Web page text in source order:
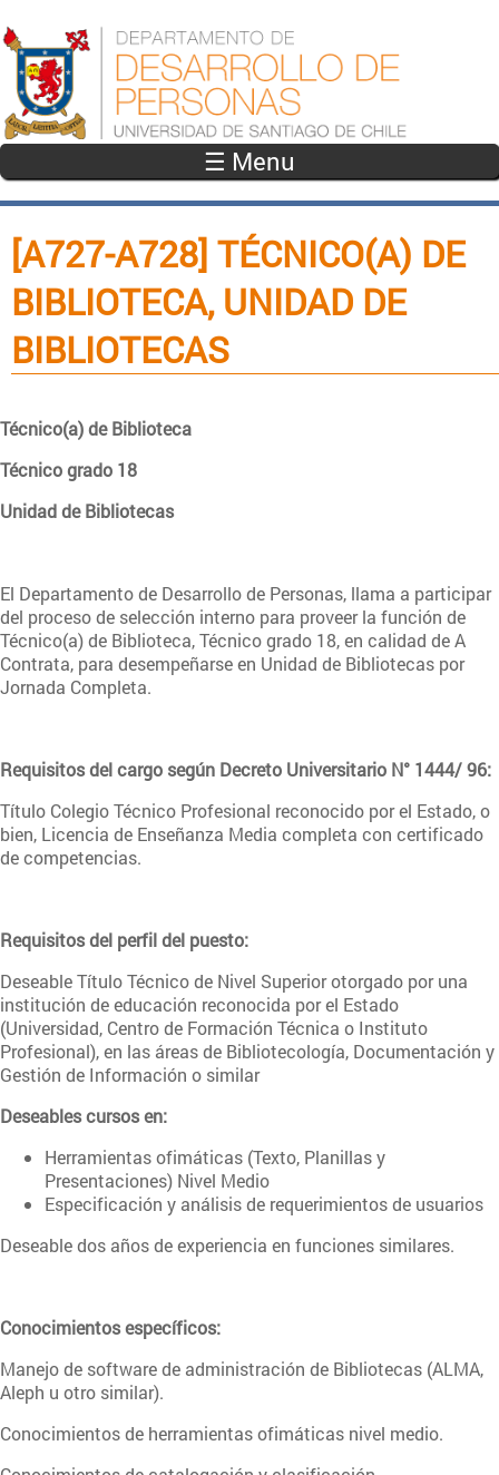
☰ Menu
[A727-A728] TÉCNICO(A) DE
BIBLIOTECA, UNIDAD DE
BIBLIOTECAS
Técnico(a) de Biblioteca
Técnico grado 18
Unidad de Bibliotecas
El Departamento de Desarrollo de Personas, llama a participar
del proceso de selección interno para proveer la función de
Técnico(a) de Biblioteca, Técnico grado 18, en calidad de A
Contrata, para desempeñarse en Unidad de Bibliotecas por
Jornada Completa.
Requisitos del cargo según Decreto Universitario N° 1444/ 96:
Título Colegio Técnico Profesional reconocido por el Estado, o
bien, Licencia de Enseñanza Media completa con certificado
de competencias.
Requisitos del perfil del puesto:
Deseable Título Técnico de Nivel Superior otorgado por una
institución de educación reconocida por el Estado
(Universidad, Centro de Formación Técnica o Instituto
Profesional), en las áreas de Bibliotecología, Documentación y
Gestión de Información o similar
Deseables cursos en:
Herramientas ofimáticas (Texto, Planillas y
Presentaciones) Nivel Medio
Especificación y análisis de requerimientos de usuarios
Deseable dos años de experiencia en funciones similares.
Conocimientos específicos:
Manejo de software de administración de Bibliotecas (ALMA,
Aleph u otro similar).
Conocimientos de herramientas ofimáticas nivel medio.